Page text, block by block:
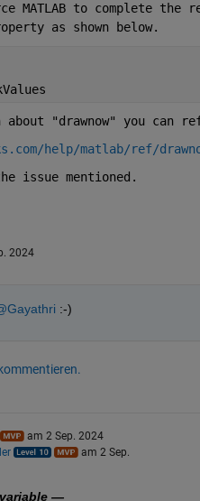
MATLAB to complete
as shown below.
about "drawnow" you can
help/matlab/ref/
issue mentioned.
2024
:-)
am 2 Sep. 2024
am 2 Sep.
—